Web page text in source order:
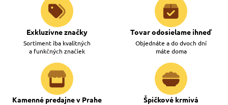
Exkluzívne značky
Sortiment iba kvalitných
a funkčných značiek
Tovar odosielame ihneď
Objednáte a do dvoch dní
máte doma
Kamenné predajne v Prahe Špičkové krmivá